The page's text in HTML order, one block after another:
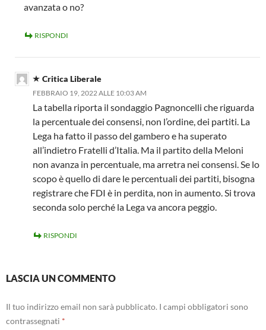
avanzata o no?
RISPONDI
Critica Liberale
FEBBRAIO 19, 2022 ALLE 10:03 AM
La tabella riporta il sondaggio Pagnoncelli che riguarda
la percentuale dei consensi, non l’ordine, dei partiti. La
Lega ha fatto il passo del gambero e ha superato
all’indietro Fratelli d’Italia. Ma il partito della Meloni
non avanza in percentuale, ma arretra nei consensi. Se lo
scopo è quello di dare le percentuali dei partiti, bisogna
registrare che FDI è in perdita, non in aumento. Si trova
seconda solo perché la Lega va ancora peggio.
RISPONDI
LASCIA UN COMMENTO
Il tuo indirizzo email non sarà pubblicato. I campi obbligatori sono
contrassegnati *